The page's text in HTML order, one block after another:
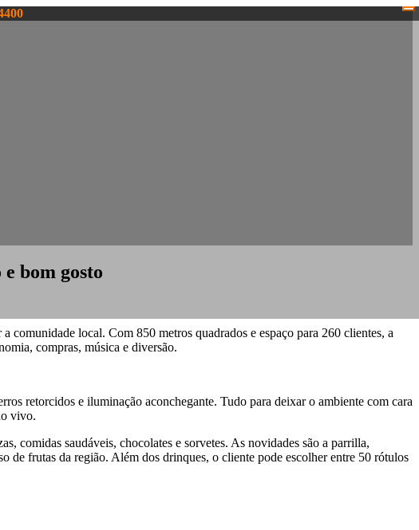
bom gosto
comunidade local. Com 850 metros quadrados e espaço para 260 clientes, a
compras, música e diversão.
retorcidos e iluminação aconchegante. Tudo para deixar o ambiente com cara
vivo.
comidas saudáveis, chocolates e sorvetes. As novidades são a parrilla,
de frutas da região. Além dos drinques, o cliente pode escolher entre 50 rótulos